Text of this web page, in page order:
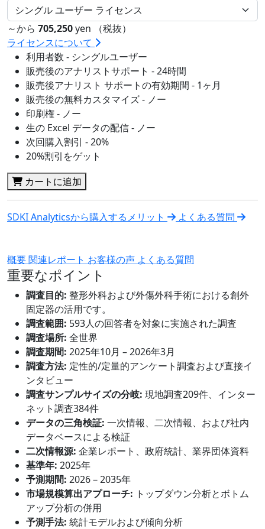
～から 705,250yen （税抜）
ライセンスについて
利用者数 - シングルユーザー
販売後のアナリストサポート - 24時間
販売後アナリスト サポートの有効期間 - 1ヶ月
販売後の無料カスタマイズ - ノー
印刷権 - ノー
生の Excel データの配信 - ノー
次回購入割引 - 20%
20%割引をゲット
カートに追加
SDKI Analyticsから購入するメリット よくある質問
概要関連レポート お客様の声 よくある質問
重要なポイント
調査目的: 整形外科および外傷外科手術における創外
固定器の活用です。
調査範囲: 593人の回答者を対象に実施された調査
調査場所: 全世界
調査期間: 2025年10月 – 2026年3月
調査方法: 定性的/定量的アンケート調査および直接イ
ンタビュー
調査サンプルサイズの分岐: 現地調査209件、インター
ネット調査384件
データの三角検証: 一次情報、二次情報、および社内
データベースによる検証
二次情報源: 企業レポート、政府統計、業界団体資料
基準年: 2025年
予測期間: 2026－2035年
市場規模算出アプローチ: トップダウン分析とボトム
アップ分析の併用
予測手法: 統計モデルおよび傾向分析